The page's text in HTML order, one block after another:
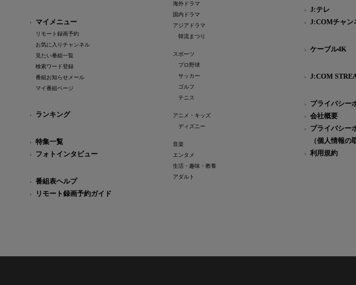
マイメニュー
リモート録画予約
お気に入りチャンネル
見たい番組一覧
検索ワード登録
番組お知らせメール
マイ番組ページ
ランキング
特集一覧
フォトインタビュー
番組表ヘルプ
リモート録画予約ガイド
海外ドラマ
国内ドラマ
アジアドラマ
韓流まつり
スポーツ
プロ野球
サッカー
ゴルフ
テニス
アニメ・キッズ
ディズニー
音楽
エンタメ
生活・趣味・教養
アダルト
J:テレ
J:COMチャン
ケーブル4K
J:COM
プライバシー
会社概要
プライバシー
（個人情報の
利用規約